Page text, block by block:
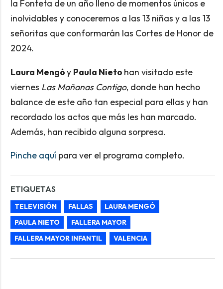
la Fonteta de un año lleno de momentos únicos e
inolvidables y conoceremos a las 13 niñas y a las 13
señoritas que conformarán las Cortes de Honor de
2024.
Laura Mengóy Paula Nieto han visitado este
viernes Las Mañanas Contigo, donde han hecho
balance de este año tan especial para ellas y han
recordado los actos que más les han marcado.
Además, han recibido alguna sorpresa.
Pinche aquípara ver el programa completo.
ETIQUETAS
TELEVISIÓN FALLAS
LAURA MENGÓ
PAULA NIETO
FALLERA MAYOR
FALLERA MAYOR INFANTIL
VALENCIA